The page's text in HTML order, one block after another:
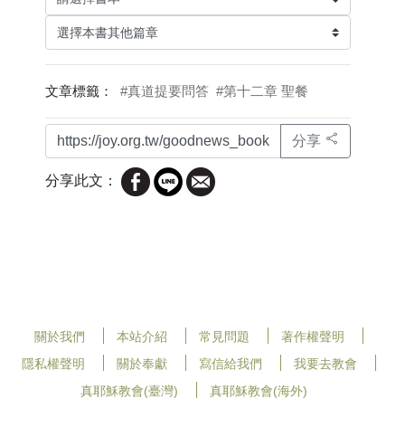
文章標籤： #真道提要問答 #第十二章 聖餐
分享
分享此文：
關於我們 本站介紹 常見問題
著作權聲明
隱私權聲明
關於奉獻 寫信給我們
我要去教會
真耶穌教會(臺灣)
真耶穌教會(海外)